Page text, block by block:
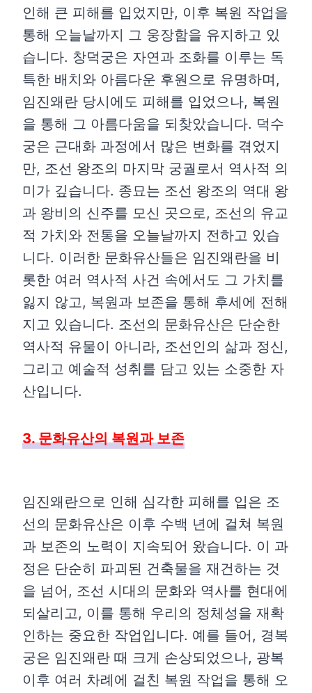
인해 큰 피해를 입었지만, 이후 복원 작업을
통해 오늘날까지 그 웅장함을 유지하고 있
습니다. 창덕궁은 자연과 조화를 이루는 독
특한 배치와 아름다운 후원으로 유명하며,
임진왜란 당시에도 피해를 입었으나, 복원
을 통해 그 아름다움을 되찾았습니다. 덕수
궁은 근대화 과정에서 많은 변화를 겪었지
만, 조선 왕조의 마지막 궁궐로서 역사적 의
미가 깊습니다. 종묘는 조선 왕조의 역대 왕
과 왕비의 신주를 모신 곳으로, 조선의 유교
적 가치와 전통을 오늘날까지 전하고 있습
니다. 이러한 문화유산들은 임진왜란을 비
롯한 여러 역사적 사건 속에서도 그 가치를
잃지 않고, 복원과 보존을 통해 후세에 전해
지고 있습니다. 조선의 문화유산은 단순한
역사적 유물이 아니라, 조선인의 삶과 정신,
그리고 예술적 성취를 담고 있는 소중한 자
산입니다.
3. 문화유산의 복원과 보존
임진왜란으로 인해 심각한 피해를 입은 조
선의 문화유산은 이후 수백 년에 걸쳐 복원
과 보존의 노력이 지속되어 왔습니다. 이 과
정은 단순히 파괴된 건축물을 재건하는 것
을 넘어, 조선 시대의 문화와 역사를 현대에
되살리고, 이를 통해 우리의 정체성을 재확
인하는 중요한 작업입니다. 예를 들어, 경복
궁은 임진왜란 때 크게 손상되었으나, 광복
이후 여러 차례에 걸친 복원 작업을 통해 오